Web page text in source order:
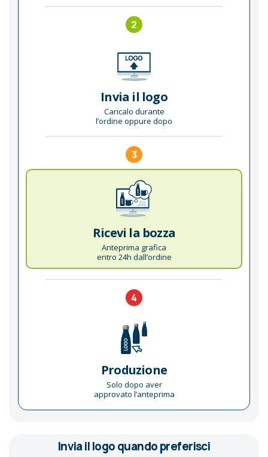
2
Invia il logo
Caricalo durante
l’ordine oppure dopo
3
Ricevi la bozza
Anteprima grafica
entro 24h dall’ordine
4
Produzione
Solo dopo aver
approvato l’anteprima
Invia il logo quando preferisci